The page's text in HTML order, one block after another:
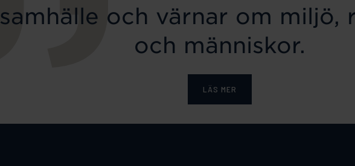
samhälle och värnar om miljö,
och människor.
LÄS MER